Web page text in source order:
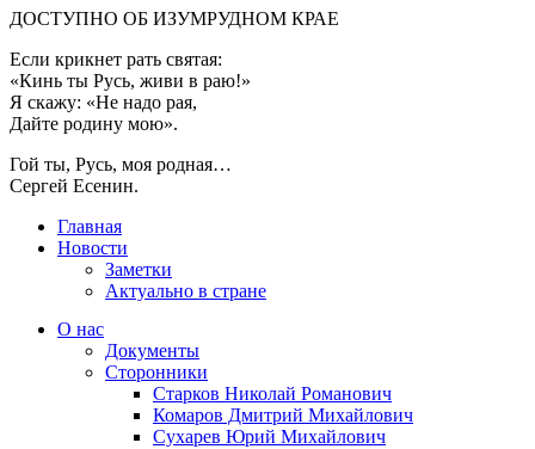
ДОСТУПНО ОБ ИЗУМРУДНОМ КРАЕ
Если крикнет рать святая:
«Кинь ты Русь, живи в раю!»
Я скажу: «Не надо рая,
Дайте родину мою».
Гой ты, Русь, моя родная…
Сергей Есенин.
Главная
Новости
Заметки
Актуально в стране
О нас
Документы
Сторонники
Старков Николай Романович
Комаров Дмитрий Михайлович
Сухарев Юрий Михайлович